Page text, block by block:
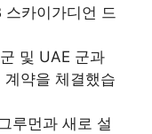
카이가디언 드
및 UAE 군과
약을 체결했습
루먼과 새로 설